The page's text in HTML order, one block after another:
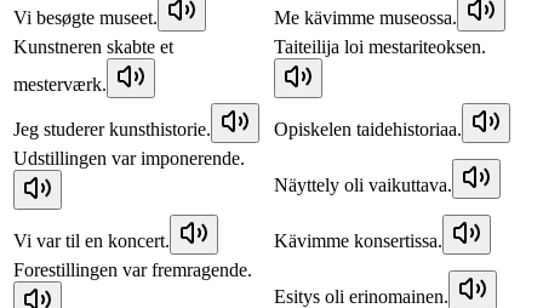
Vi besøgte museet.
Me kävimme museossa.
Kunstneren skabte et
mesterværk.
Taiteilija loi mestariteoksen.
Jeg studerer kunsthistorie.
Opiskelen taidehistoriaa.
Udstillingen var imponerende.
Näyttely oli vaikuttava.
Vi var til en koncert.
Kävimme konsertissa.
Forestillingen var fremragende.
Esitys oli erinomainen.